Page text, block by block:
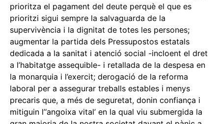
prioritza el pagament del deute perquè el que es
prioritzi sigui sempre la salvaguarda de la
supervivència i la dignitat de totes les persones;
augmentar la partida dels Pressupostos estatals
dedicada a la sanitat i atenció social -incloent el dret
a l’habitatge assequible- i retallada de la despesa en
la monarquia i l’exercit; derogació de la reforma
laboral per a assegurar treballs estables i menys
precaris que, a més de seguretat, donin confiança i
mitiguin l’‘angoixa vital’ en la qual viu submergida la